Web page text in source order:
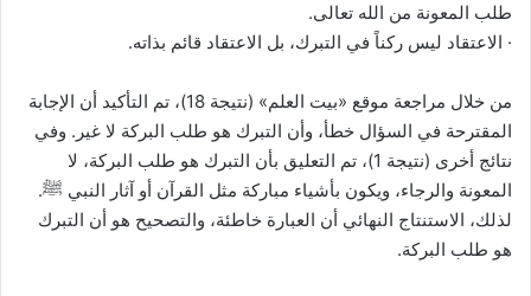
طلب المعونة من الله تعالى.
· الاعتقاد ليس ركناً في التبرك، بل الاعتقاد قائم بذاته.
من خلال مراجعة موقع «بيت العلم» (نتيجة 18)، تم التأكيد أن الإجابة
المقترحة في السؤال خطأ، وأن التبرك هو طلب البركة لا غير. وفي
نتائج أخرى (نتيجة 1)، تم التعليق بأن التبرك هو طلب البركة، لا
المعونة والرجاء، ويكون بأشياء مباركة مثل القرآن أو آثار النبي ﷺ.
لذلك، الاستنتاج النهائي أن العبارة خاطئة، والتصحيح هو أن التبرك
هو طلب البركة.